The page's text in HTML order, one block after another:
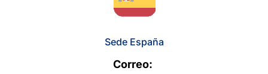
Sede España
Correo: